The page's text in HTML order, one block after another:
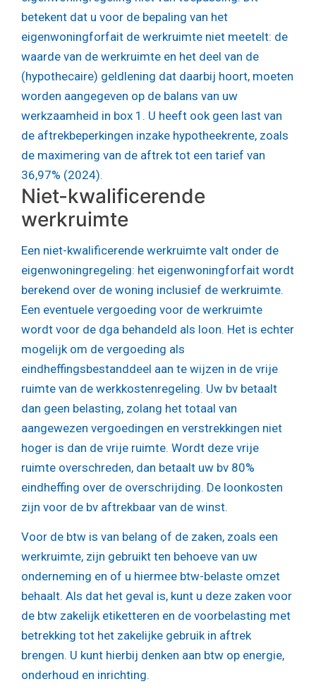
betekent dat u voor de bepaling van het
eigenwoningforfait de werkruimte niet meetelt: de
waarde van de werkruimte en het deel van de
(hypothecaire) geldlening dat daarbij hoort, moeten
worden aangegeven op de balans van uw
werkzaamheid in box 1. U heeft ook geen last van
de aftrekbeperkingen inzake hypotheekrente, zoals
de maximering van de aftrek tot een tarief van
36,97% (2024).
Niet-kwalificerende
werkruimte
Een niet-kwalificerende werkruimte valt onder de
eigenwoningregeling: het eigenwoningforfait wordt
berekend over de woning inclusief de werkruimte.
Een eventuele vergoeding voor de werkruimte
wordt voor de dga behandeld als loon. Het is echter
mogelijk om de vergoeding als
eindheffingsbestanddeel aan te wijzen in de vrije
ruimte van de werkkostenregeling. Uw bv betaalt
dan geen belasting, zolang het totaal van
aangewezen vergoedingen en verstrekkingen niet
hoger is dan de vrije ruimte. Wordt deze vrije
ruimte overschreden, dan betaalt uw bv 80%
eindheffing over de overschrijding. De loonkosten
zijn voor de bv aftrekbaar van de winst.
Voor de btw is van belang of de zaken, zoals een
werkruimte, zijn gebruikt ten behoeve van uw
onderneming en of u hiermee btw-belaste omzet
behaalt. Als dat het geval is, kunt u deze zaken voor
de btw zakelijk etiketteren en de voorbelasting met
betrekking tot het zakelijke gebruik in aftrek
brengen. U kunt hierbij denken aan btw op energie,
onderhoud en inrichting.